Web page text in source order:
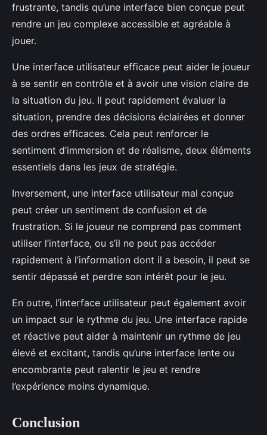
frustrante, tandis qu’une interface bien conçue peut
rendre un jeu complexe accessible et agréable à
jouer.
Une interface utilisateur efficace peut aider le joueur
à se sentir en contrôle et à avoir une vision claire de
la situation du jeu. Il peut rapidement évaluer la
situation, prendre des décisions éclairées et donner
des ordres efficaces. Cela peut renforcer le
sentiment d’immersion et de réalisme, deux éléments
essentiels dans les jeux de stratégie.
Inversement, une interface utilisateur mal conçue
peut créer un sentiment de confusion et de
frustration. Si le joueur ne comprend pas comment
utiliser l’interface, ou s’il ne peut pas accéder
rapidement à l’information dont il a besoin, il peut se
sentir dépassé et perdre son intérêt pour le jeu.
En outre, l’interface utilisateur peut également avoir
un impact sur le rythme du jeu. Une interface rapide
et réactive peut aider à maintenir un rythme de jeu
élevé et excitant, tandis qu’une interface lente ou
encombrante peut ralentir le jeu et rendre
l’expérience moins dynamique.
Conclusion